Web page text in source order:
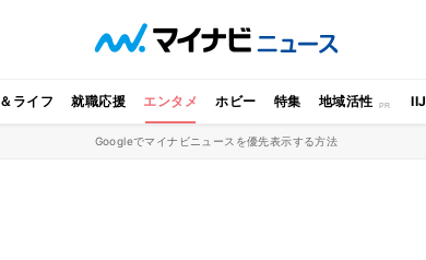
ライフ 就職応援 エンタメ ホビー 特集 地域活性 IIJ
Googleでマイナビニュースを優先表示する方法